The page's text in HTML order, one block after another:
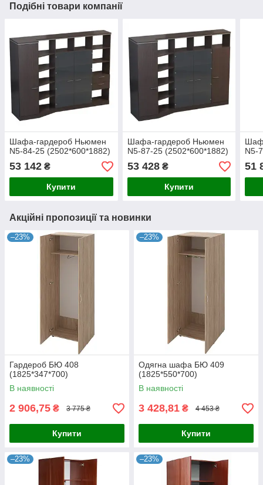
Подібні товари компанії
Шафа-гардероб Ньюмен
N5-84-25 (2502*600*1882)
53 142 ₴
Купити
Шафа-гардероб Ньюмен
N5-87-25 (2502*600*1882)
53 428₴
Купити
N5-
51
Акційні пропозиції та новинки
–23%
Гардероб БЮ 408
(1825*347*700)
В наявності
2 906,75 ₴ 3 775 ₴
Купити
–23%
Одягна шафа БЮ 409
(1825*550*700)
В наявності
3 428,81 ₴ 4 453 ₴
Купити
–23% –23%